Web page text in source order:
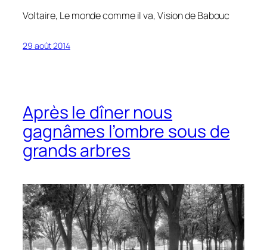
Voltaire, Le monde comme il va, Vision de Babouc
29 août 2014
Après le dîner nous
gagnâmes l’ombre sous de
grands arbres